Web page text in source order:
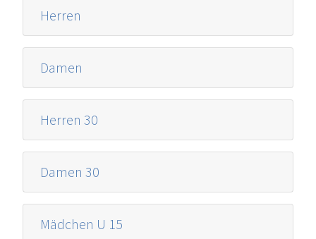
Herren
Damen
Herren 30
Damen 30
Mädchen U 15